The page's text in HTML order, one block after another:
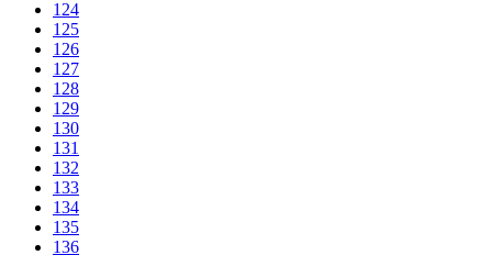
124
125
126
127
128
129
130
131
132
133
134
135
136